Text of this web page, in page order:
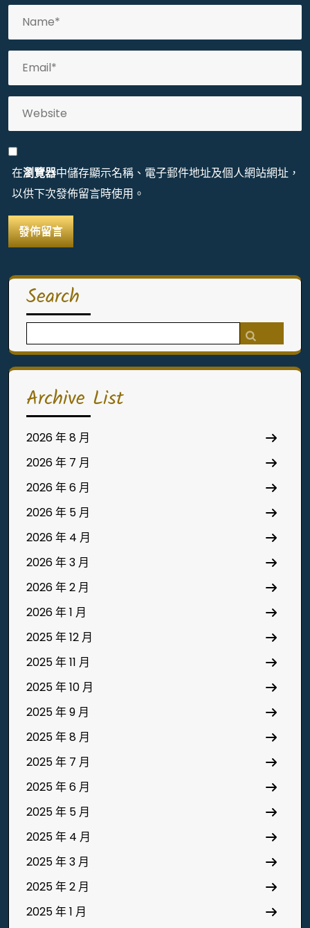
在瀏覽器中儲存顯示名稱、電子郵件地址及個人網站網址，
以供下次發佈留言時使用。
Search
for:
Archive List
2026 年 8 月
2026 年 7 月
2026 年 6 月
2026 年 5 月
2026 年 4 月
2026 年 3 月
2026 年 2 月
2026 年 1 月
2025 年 12 月
2025 年 11 月
2025 年 10 月
2025 年 9 月
2025 年 8 月
2025 年 7 月
2025 年 6 月
2025 年 5 月
2025 年 4 月
2025 年 3 月
2025 年 2 月
2025 年 1 月